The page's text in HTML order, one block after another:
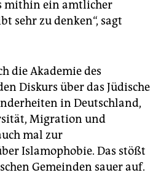
mithin ein amtlicher
sehr zu denken“, sagt
die Akademie des
Diskurs über das Jüdische
in Deutschland,
Migration und
mal zur
Islamophobie. Das stößt
Gemeinden sauer auf.